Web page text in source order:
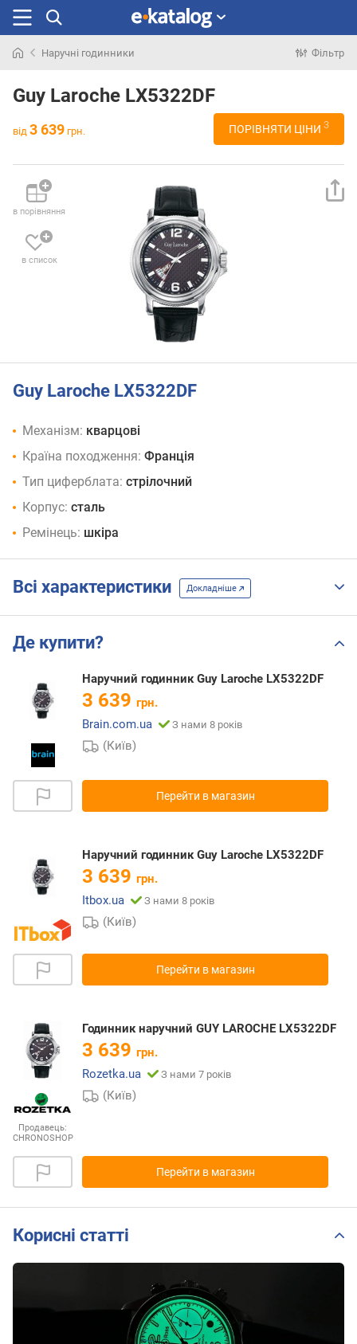
раніше
Наручні годинники Фільтр
Guy Laroche LX5322DF
від 3 639 грн. ПОРІВНЯТИ ЦІНИ 3
в порівняння
в список
Guy Laroche LX5322DF
Механізм: кварцові
Країна походження: Франція
Тип циферблата: стрілочний
Корпус: сталь
Ремінець: шкіра
Всі характеристики Докладніше
Де купити?
Наручний годинник Guy Laroche LX5322DF
3 639 грн.
Brain.com.ua
З нами 8 років
(Київ)
Перейти в магазин
Наручний годинник Guy Laroche LX5322DF
3 639 грн.
Itbox.ua
З нами 8 років
(Київ)
Перейти в магазин
Продавець:
CHRONOSHOP
Годинник наручний GUY LAROCHE LX5322DF
3 639 грн.
Rozetka.ua
З нами 7 років
(Київ)
Перейти в магазин
Корисні статті